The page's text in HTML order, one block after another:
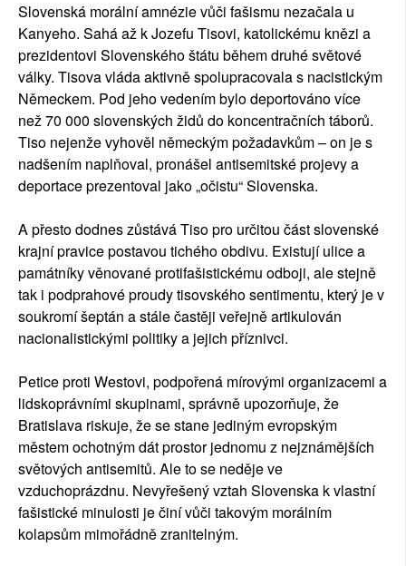
Slovenská morální amnézie vůči fašismu nezačala u
Kanyeho. Sahá až k Jozefu Tisovi, katolickému knězi a
prezidentovi Slovenského štátu během druhé světové
války. Tisova vláda aktivně spolupracovala s nacistickým
Německem. Pod jeho vedením bylo deportováno více
než 70 000 slovenských židů do koncentračních táborů.
Tiso nejenže vyhověl německým požadavkům – on je s
nadšením naplňoval, pronášel antisemitské projevy a
deportace prezentoval jako „očistu“ Slovenska.
A přesto dodnes zůstává Tiso pro určitou část slovenské
krajní pravice postavou tichého obdivu. Existují ulice a
památníky věnované protifašistickému odboji, ale stejně
tak i podprahové proudy tisovského sentimentu, který je v
soukromí šeptán a stále častěji veřejně artikulován
nacionalistickými politiky a jejich příznivci.
Petice proti Westovi, podpořená mírovými organizacemi a
lidskoprávními skupinami, správně upozorňuje, že
Bratislava riskuje, že se stane jediným evropským
městem ochotným dát prostor jednomu z nejznámějších
světových antisemitů. Ale to se neděje ve
vzduchoprázdnu. Nevyřešený vztah Slovenska k vlastní
fašistické minulosti je činí vůči takovým morálním
kolapsům mimořádně zranitelným.